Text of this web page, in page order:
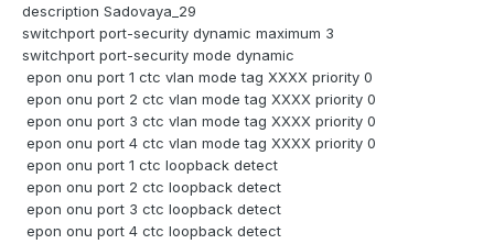
description Sadovaya_29
switchport port-security dynamic maximum 3
switchport port-security mode dynamic
epon onu port 1 ctc vlan mode tag XXXX priority 0
epon onu port 2 ctc vlan mode tag XXXX priority 0
epon onu port 3 ctc vlan mode tag XXXX priority 0
epon onu port 4 ctc vlan mode tag XXXX priority 0
epon onu port 1 ctc loopback detect
epon onu port 2 ctc loopback detect
epon onu port 3 ctc loopback detect
epon onu port 4 ctc loopback detect